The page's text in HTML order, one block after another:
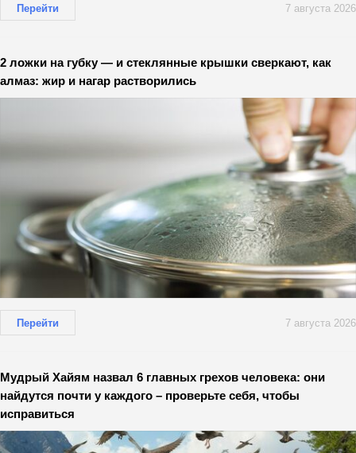
Перейти 7 августа 2026
2 ложки на губку — и стеклянные крышки сверкают, как
алмаз: жир и нагар растворились
Перейти 7 августа 2026
Мудрый Хайям назвал 6 главных грехов человека: они
найдутся почти у каждого – проверьте себя, чтобы
исправиться